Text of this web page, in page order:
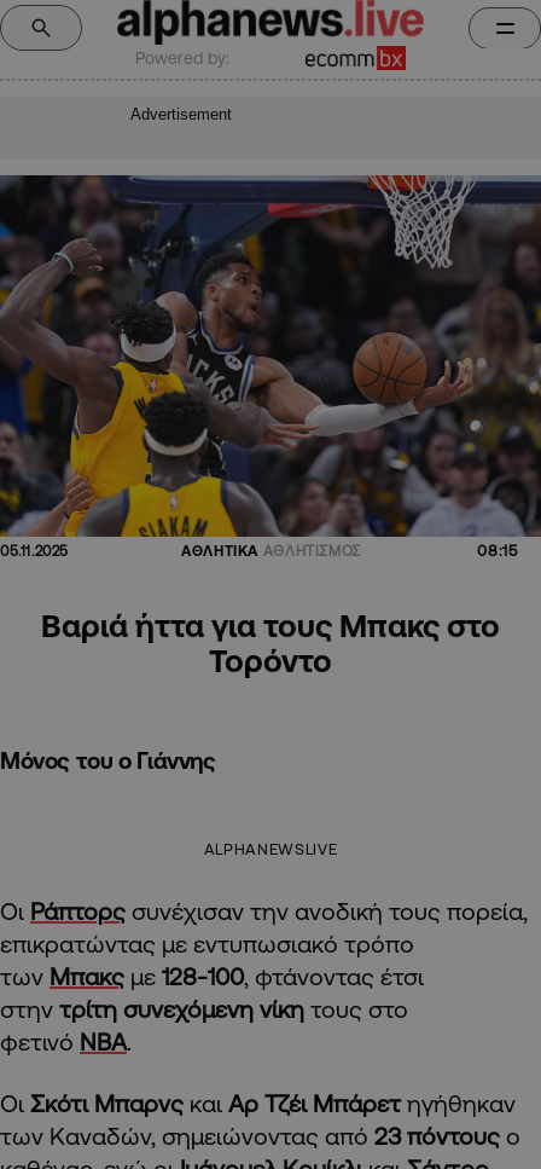
Powered by:
Advertisement
05.11.2025 ΑΘΛΗΤΙΚΑ ΑΘΛΗΤΙΣΜΟΣ 08:15
Βαριά ήττα για τους Μπακς στο
Τορόντο
Μόνος του ο Γιάννης
ALPHANEWSLIVE
Οι Ράπτορς συνέχισαν την ανοδική τους πορεία,
επικρατώντας με εντυπωσιακό τρόπο
των Μπακς με 128-100, φτάνοντας έτσι
στην τρίτη συνεχόμενη νίκη τους στο
φετινό NBA.
Οι Σκότι Μπαρνς και Αρ Τζέι Μπάρετηγήθηκαν
των Καναδών, σημειώνοντας από 23 πόντους ο